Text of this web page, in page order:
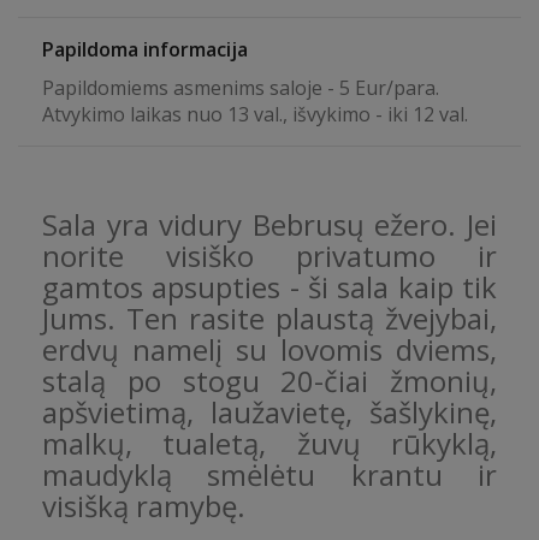
Papildoma informacija
Papildomiems asmenims saloje - 5 Eur/para.
Atvykimo laikas nuo 13 val., išvykimo - iki 12 val.
Sala yra vidury Bebrusų ežero. Jei
norite visiško privatumo ir
gamtos apsupties - ši sala kaip tik
Jums. Ten rasite plaustą žvejybai,
erdvų namelį su lovomis dviems,
stalą po stogu 20-čiai žmonių,
apšvietimą, laužavietę, šašlykinę,
malkų, tualetą, žuvų rūkyklą,
maudyklą smėlėtu krantu ir
visišką ramybę.